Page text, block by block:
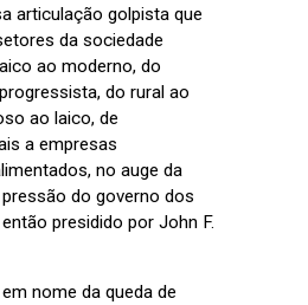
articulação golpista que
da sociedade
ao moderno, do
do rural ao
ao laico, de
a empresas
no auge da
pressão do governo dos
presidido por John F.
nome da queda de